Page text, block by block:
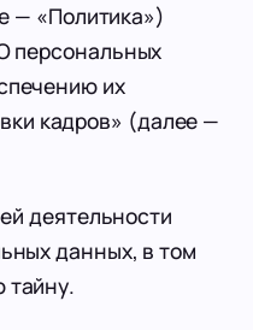
— «Политика»)
персональных
их
кадров» (далее —
деятельности
данных, в том
тайну.